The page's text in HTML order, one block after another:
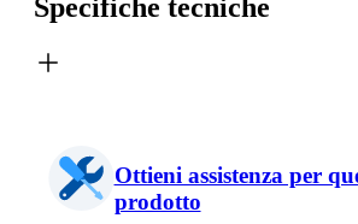
Specifiche tecniche
Ottieni assistenza per
prodotto